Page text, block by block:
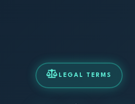
LEGAL TERMS